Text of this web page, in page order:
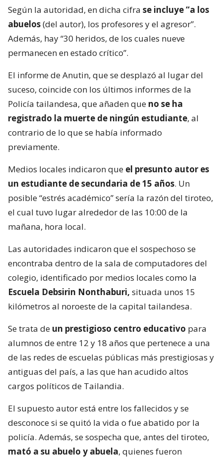
Según la autoridad, en dicha cifra se incluye “a los
abuelos(del autor), los profesores y el agresor”.
Además, hay “30 heridos, de los cuales nueve
permanecen en estado crítico”.
El informe de Anutin, que se desplazó al lugar del
suceso, coincide con los últimos informes de la
Policía tailandesa, que añaden que no se ha
registrado la muerte de ningún estudiante, al
contrario de lo que se había informado
previamente.
Medios locales indicaron que el presunto autor es
un estudiante de secundaria de 15 años. Un
posible “estrés académico” sería la razón del tiroteo,
el cual tuvo lugar alrededor de las 10:00 de la
mañana, hora local.
Las autoridades indicaron que el sospechoso se
encontraba dentro de la sala de computadores del
colegio, identificado por medios locales como la
Escuela Debsirin Nonthaburi, situada unos 15
kilómetros al noroeste de la capital tailandesa.
Se trata de un prestigioso centro educativo para
alumnos de entre 12 y 18 años que pertenece a una
de las redes de escuelas públicas más prestigiosas y
antiguas del país, a las que han acudido altos
cargos políticos de Tailandia.
El supuesto autor está entre los fallecidos y se
desconoce si se quitó la vida o fue abatido por la
policía. Además, se sospecha que, antes del tiroteo,
mató a su abuelo y abuela, quienes fueron